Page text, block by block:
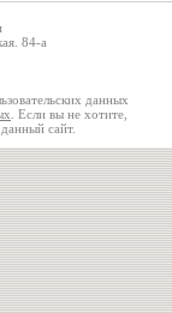
84-а
данных
. Если вы не хотите,
сайт.